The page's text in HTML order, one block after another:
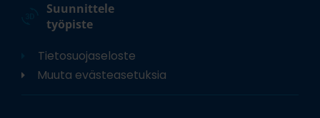
Suunnittele
työpiste
Tietosuojaseloste
Muuta evästeasetuksia